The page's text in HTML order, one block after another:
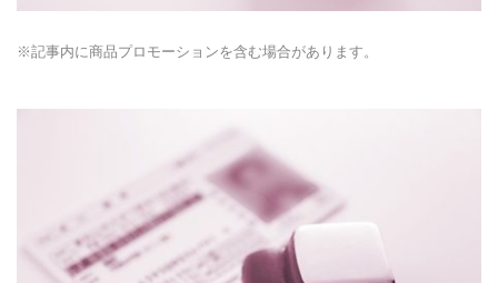
※記事内に商品プロモーションを含む場合があります。